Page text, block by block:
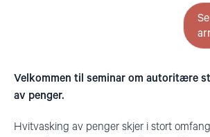
Velkommen til seminar om autoritære
av penger.
Hvitvasking av penger skjer i stort